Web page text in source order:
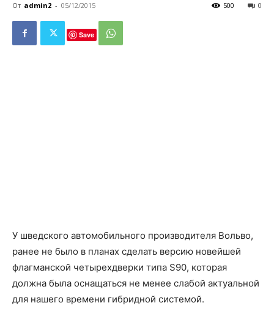
От admin2 - 05/12/2015 0
500
Save
У шведского автомобильного производителя Вольво,
ранее не было в планах сделать версию новейшей
флагманской четырехдверки типа S90, которая
должна была оснащаться не менее слабой актуальной
для нашего времени гибридной системой.